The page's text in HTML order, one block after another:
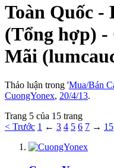
Toàn Quốc -
(Tổng hợp)
Mãi
Thảo luận trong 'Mua/Bán
CuongYonex, 20/4/13.
Trang 5 của 15 trang
< Trước 1 ← 3 4 5 6 7 → 15